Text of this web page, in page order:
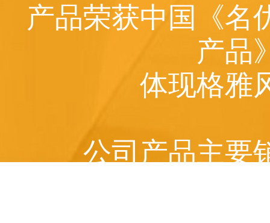
产品荣获中国《名
产品
体现格雅
公司产品主要